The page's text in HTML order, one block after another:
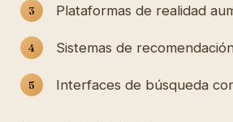
Plataformas de realidad
Sistemas de
Interfaces de búsqueda